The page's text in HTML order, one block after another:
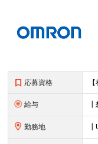
応募資格
給与
勤務地